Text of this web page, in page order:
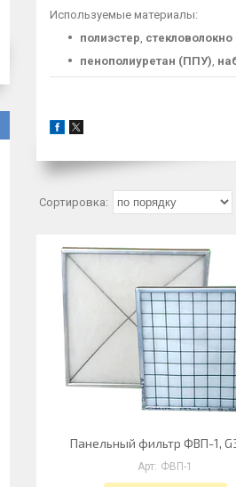
Используемые материалы:
полиэстер, стекловолокно
пенополиуретан (ППУ),
Панельный фильтр ФВП-1,
ФВП-1